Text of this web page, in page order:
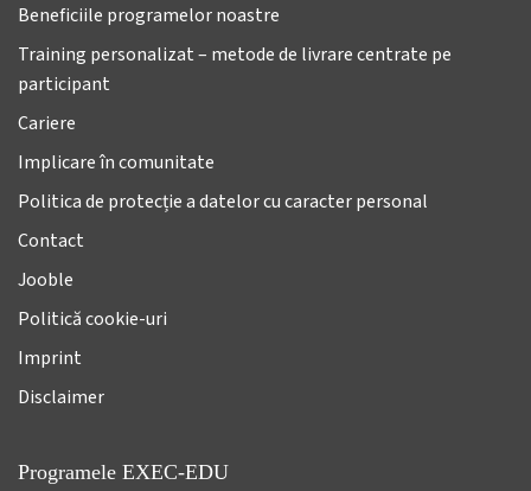
Beneficiile programelor noastre
Training personalizat – metode de livrare centrate pe
participant
Cariere
Implicare în comunitate
Politica de protecție a datelor cu caracter personal
Contact
Jooble
Politică cookie-uri
Imprint
Disclaimer
Programele EXEC-EDU